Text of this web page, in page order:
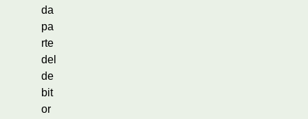
da
pa
rte
del
de
bit
or